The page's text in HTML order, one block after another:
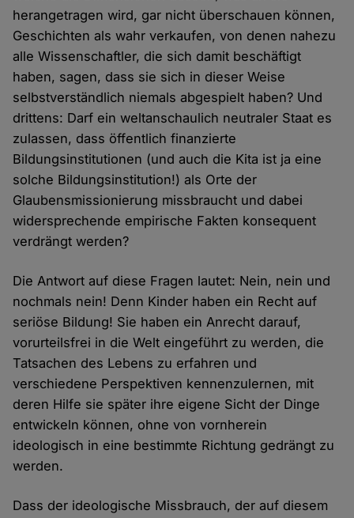
herangetragen wird, gar nicht überschauen können,
Geschichten als wahr verkaufen, von denen nahezu
alle Wissenschaftler, die sich damit beschäftigt
haben, sagen, dass sie sich in dieser Weise
selbstverständlich niemals abgespielt haben? Und
drittens: Darf ein weltanschaulich neutraler Staat es
zulassen, dass öffentlich finanzierte
Bildungsinstitutionen (und auch die Kita ist ja eine
solche Bildungsinstitution!) als Orte der
Glaubensmissionierung missbraucht und dabei
widersprechende empirische Fakten konsequent
verdrängt werden?
Die Antwort auf diese Fragen lautet: Nein, nein und
nochmals nein! Denn Kinder haben ein Recht auf
seriöse Bildung! Sie haben ein Anrecht darauf,
vorurteilsfrei in die Welt eingeführt zu werden, die
Tatsachen des Lebens zu erfahren und
verschiedene Perspektiven kennenzulernen, mit
deren Hilfe sie später ihre eigene Sicht der Dinge
entwickeln können, ohne von vornherein
ideologisch in eine bestimmte Richtung gedrängt zu
werden.
Dass der ideologische Missbrauch, der auf diesem